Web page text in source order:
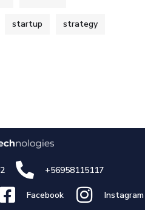
startup strategy
+56958115117
Facebook Instagram